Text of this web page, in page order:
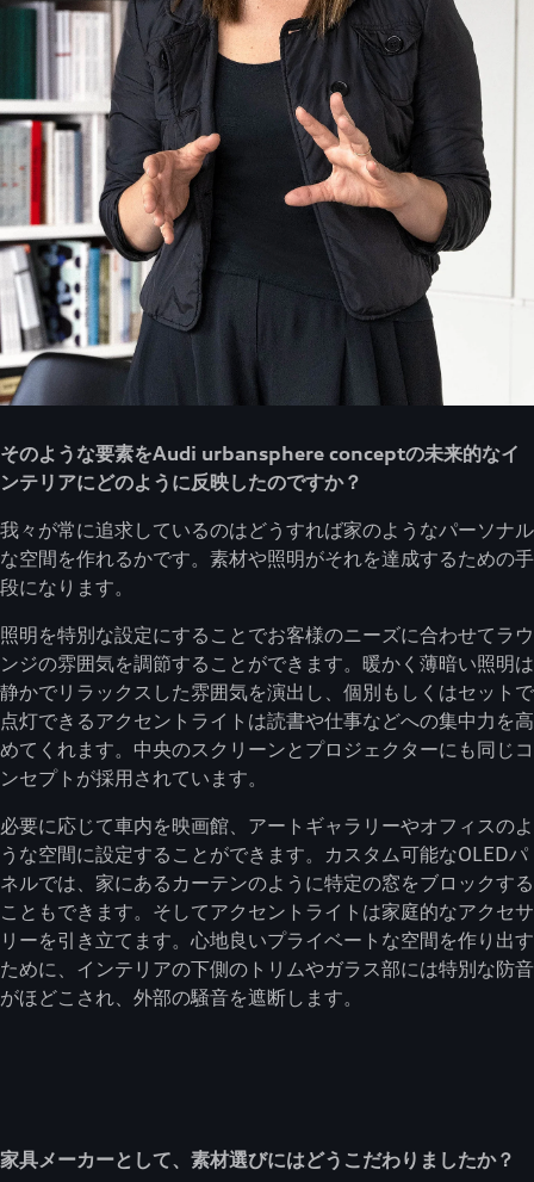
そのような要素をAudi urbansphere conceptの未来的なイ
ンテリアにどのように反映したのですか？
我々が常に追求しているのはどうすれば家のようなパーソナル
な空間を作れるかです。素材や照明がそれを達成するための手
段になります。
照明を特別な設定にすることでお客様のニーズに合わせてラウ
ンジの雰囲気を調節することができます。暖かく薄暗い照明は
静かでリラックスした雰囲気を演出し、個別もしくはセットで
点灯できるアクセントライトは読書や仕事などへの集中力を高
めてくれます。中央のスクリーンとプロジェクターにも同じコ
ンセプトが採用されています。
必要に応じて車内を映画館、アートギャラリーやオフィスのよ
うな空間に設定することができます。カスタム可能なOLEDパ
ネルでは、家にあるカーテンのように特定の窓をブロックする
こともできます。そしてアクセントライトは家庭的なアクセサ
リーを引き立てます。心地良いプライベートな空間を作り出す
ために、インテリアの下側のトリムやガラス部には特別な防音
がほどこされ、外部の騒音を遮断します。
家具メーカーとして、素材選びにはどうこだわりましたか？